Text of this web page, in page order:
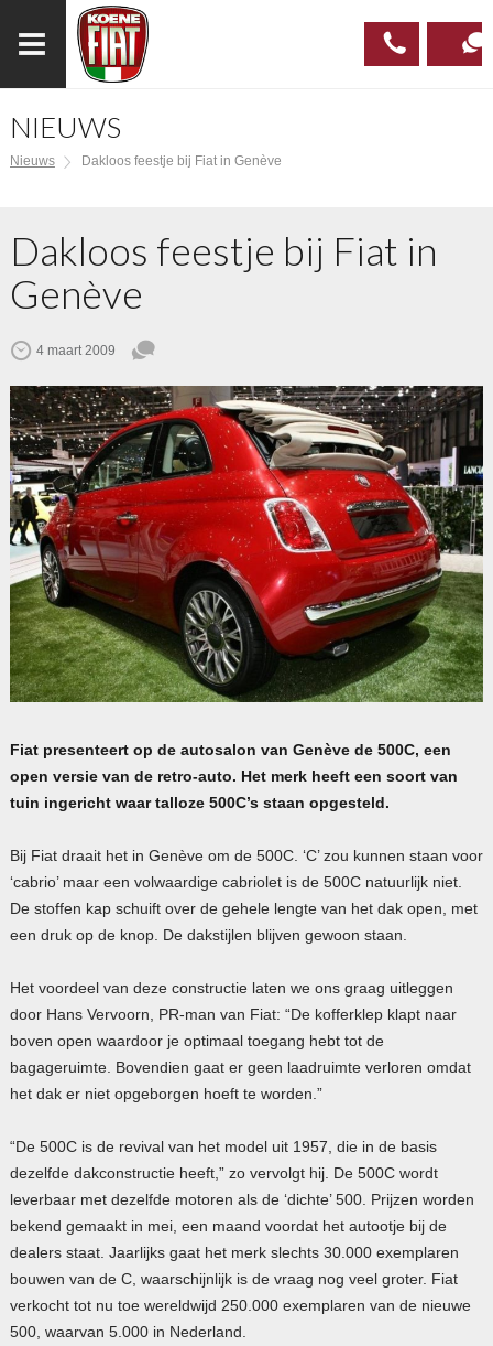
NIEUWS
Nieuws Dakloos feestje bij Fiat in Genève
Dakloos feestje bij Fiat in
Genève
4 maart 2009
Fiat presenteert op de autosalon van Genève de 500C, een
open versie van de retro-auto. Het merk heeft een soort van
tuin ingericht waar talloze 500C’s staan opgesteld.
Bij Fiat draait het in Genève om de 500C. ‘C’ zou kunnen staan voor
‘cabrio’ maar een volwaardige cabriolet is de 500C natuurlijk niet.
De stoffen kap schuift over de gehele lengte van het dak open, met
een druk op de knop. De dakstijlen blijven gewoon staan.
Het voordeel van deze constructie laten we ons graag uitleggen
door Hans Vervoorn, PR-man van Fiat: “De kofferklep klapt naar
boven open waardoor je optimaal toegang hebt tot de
bagageruimte. Bovendien gaat er geen laadruimte verloren omdat
het dak er niet opgeborgen hoeft te worden.”
“De 500C is de revival van het model uit 1957, die in de basis
dezelfde dakconstructie heeft,” zo vervolgt hij. De 500C wordt
leverbaar met dezelfde motoren als de ‘dichte’ 500. Prijzen worden
bekend gemaakt in mei, een maand voordat het autootje bij de
dealers staat. Jaarlijks gaat het merk slechts 30.000 exemplaren
bouwen van de C, waarschijnlijk is de vraag nog veel groter. Fiat
verkocht tot nu toe wereldwijd 250.000 exemplaren van de nieuwe
500, waarvan 5.000 in Nederland.